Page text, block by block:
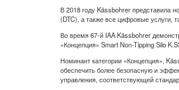
В 2018 году Kässbohrer представила
(DTC), а также все цифровые услуги,
Во время 67-й IAA Kässbohrer
«Концепция» Smart Non-Tipping Silo
Номинант категории «Концепция»,
обеспечить более безопасную и
управления, соответствующей